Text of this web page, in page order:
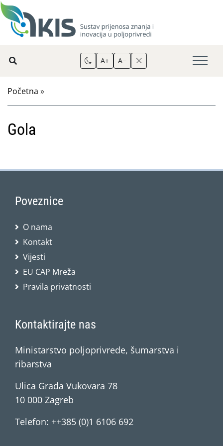
A+ A−
Početna »
Gola
Poveznice
O nama
Kontakt
Vijesti
EU CAP Mreža
Pravila privatnosti
Kontaktirajte nas
Ministarstvo poljoprivrede, šumarstva i
ribarstva
Ulica Grada Vukovara 78
10 000 Zagreb
Telefon: ++385 (0)1 6106 692